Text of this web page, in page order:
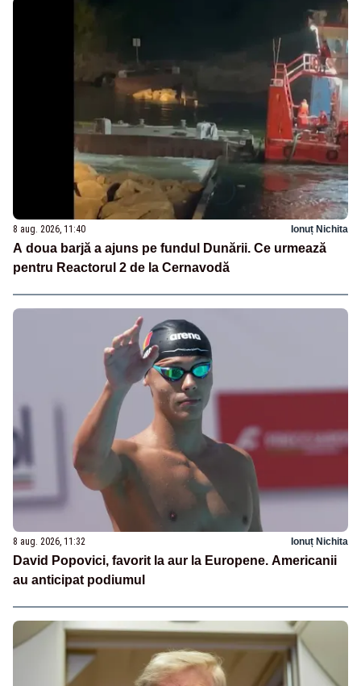
8 aug. 2026, 11:40 Ionuț Nichita
A doua barjă a ajuns pe fundul Dunării. Ce urmează
pentru Reactorul 2 de la Cernavodă
8 aug. 2026, 11:32 Ionuț Nichita
David Popovici, favorit la aur la Europene. Americanii
au anticipat podiumul